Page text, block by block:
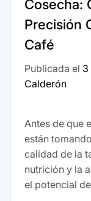
Cosecha:
Precisión
Café
Publicada el 3
Calderón
Antes de que
están
calidad de la
nutrición y la
el potencial